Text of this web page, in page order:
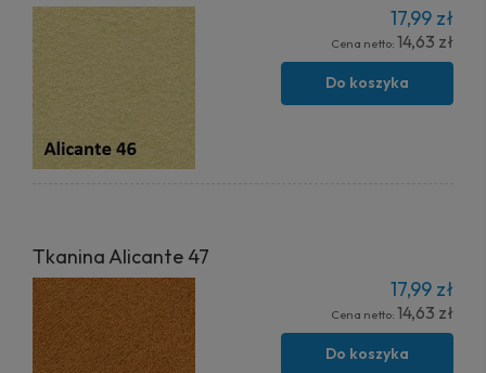
17,99 zł
Cena netto: 14,63 zł
Do koszyka
Tkanina Alicante 47
17,99 zł
Cena netto: 14,63 zł
Do koszyka